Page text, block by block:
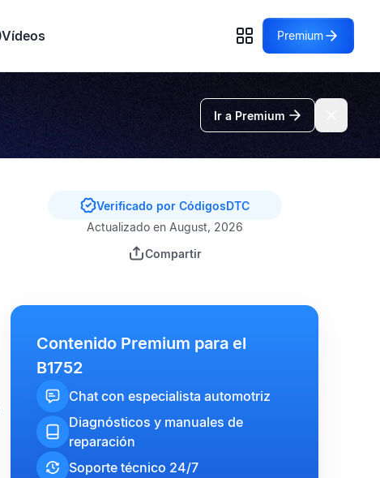
Vídeos Premium
Ir a Premium
Verificado por CódigosDTC
Actualizado en August, 2026
Compartir
Contenido Premium para el
B1752
Chat con especialista automotriz
Diagnósticos y manuales de
reparación
Soporte técnico 24/7